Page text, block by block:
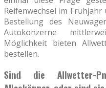
Reifenwechsel im
Bestellung des
Autokonzerne
Möglichkeit bieten
bestellen.
Sind die Allwetter-